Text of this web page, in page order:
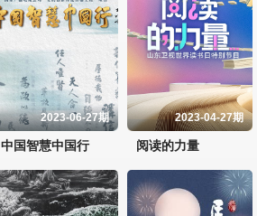
2023-06-27期
中国智慧中国行
2023-04-27期
阅读的力量